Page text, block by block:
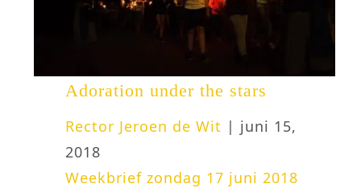
Adoration under the stars
Rector Jeroen de Wit | juni 15,
2018
Weekbrief zondag 17 juni 2018